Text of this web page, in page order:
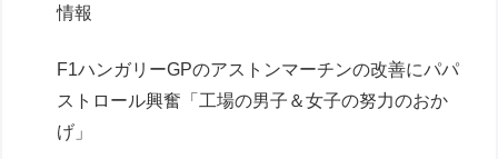
情報
F1ハンガリーGPのアストンマーチンの改善にパパ
ストロール興奮「工場の男子＆女子の努力のおか
げ」